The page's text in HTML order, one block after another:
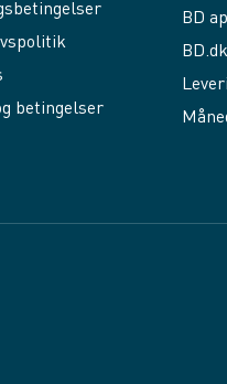
betingelser
BD